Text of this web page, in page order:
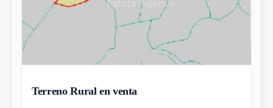
Terreno Rural en venta